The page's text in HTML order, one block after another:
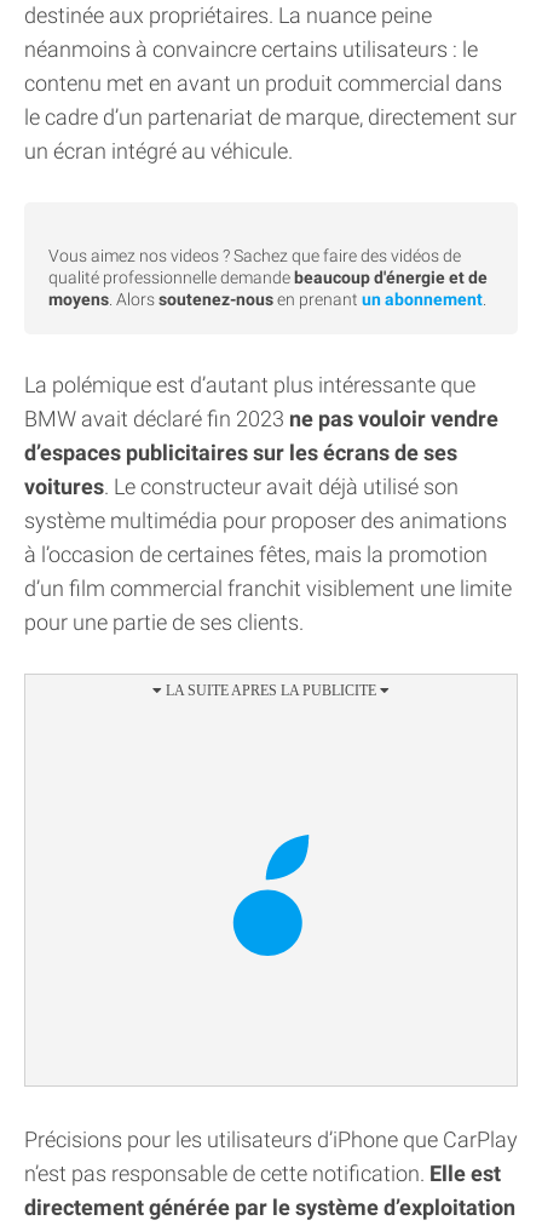
destinée aux propriétaires. La nuance peine
néanmoins à convaincre certains utilisateurs : le
contenu met en avant un produit commercial dans
le cadre d’un partenariat de marque, directement sur
un écran intégré au véhicule.
Vous aimez nos videos ? Sachez que faire des vidéos de
qualité professionnelle demande beaucoup d'énergie et de
moyens . Alorssoutenez-nousen prenant un abonnement
La polémique est d’autant plus intéressante que
BMW avait déclaré fin 2023 ne pas vouloir vendre
d’espaces publicitaires sur les écrans de ses
voitures. Le constructeur avait déjà utilisé son
système multimédia pour proposer des animations
à l’occasion de certaines fêtes, mais la promotion
d’un film commercial franchit visiblement une limite
pour une partie de ses clients.
Précisions pour les utilisateurs d’iPhone que CarPlay
n’est pas responsable de cette notification. Elle est
directement générée par le système d’exploitation